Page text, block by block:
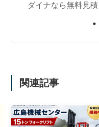
ダイナなら無料見
関連記事